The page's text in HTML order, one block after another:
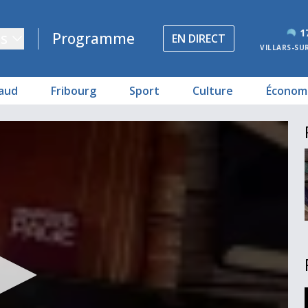
Programme EN DIRECT
VILLARS-
Fribourg Sport Culture